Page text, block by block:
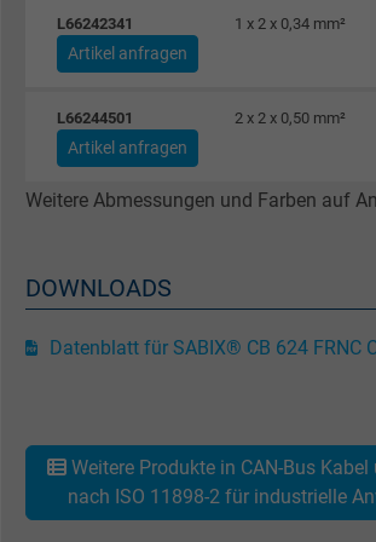
Name _gat_UA-4852692-1,
Laufzeit 1 Minute
Cookie von Google für
Name IDE, Google
Laufzeit 1 Jahr
Wird verwendet, um die
L66242341 1 x 2 x 0,34 mm²
Artikel anfragen
L66244501 2 x 2 x 0,50 mm²
Artikel anfragen
Weitere Abmessungen und Farben auf
DOWNLOADS
Datenblatt für SABIX® CB 624 FRNC
Weitere Produkte in CAN-Bus Kabel
nach ISO 11898-2 für industrielle